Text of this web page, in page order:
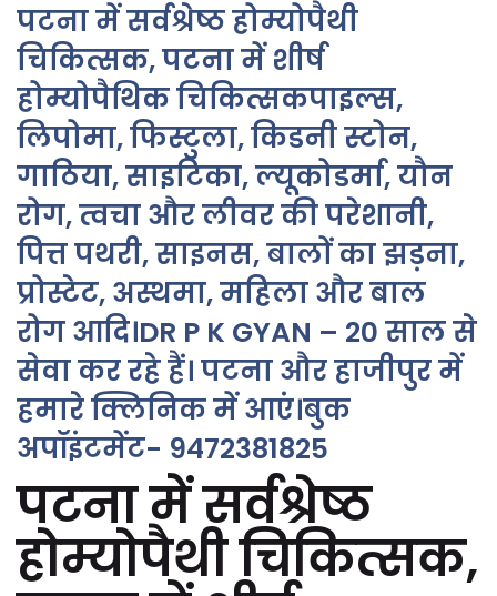
पटना में सर्वश्रेष्ठ होम्योपैथी
चिकित्सक, पटना में शीर्ष
होम्योपैथिक चिकित्सकपाइल्स,
लिपोमा, फिस्टुला, किडनी स्टोन,
गाठिया, साइटिका, ल्यूकोडर्मा, यौन
रोग, त्वचा और लीवर की परेशानी,
पित्त पथरी, साइनस, बालों का झड़ना,
प्रोस्टेट, अस्थमा, महिला और बाल
रोग आदि।DR P K GYAN – 20 साल से
सेवा कर रहे हैं। पटना और हाजीपुर में
हमारे क्लिनिक में आएं।बुक
अपॉइंटमेंट- 9472381825
पटना में सर्वश्रेष्ठ
होम्योपैथी चिकित्सक,